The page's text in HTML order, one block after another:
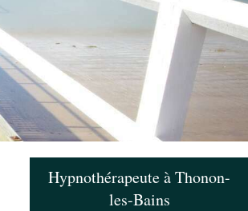
Hypnothérapeute à Thonon-
les-Bains